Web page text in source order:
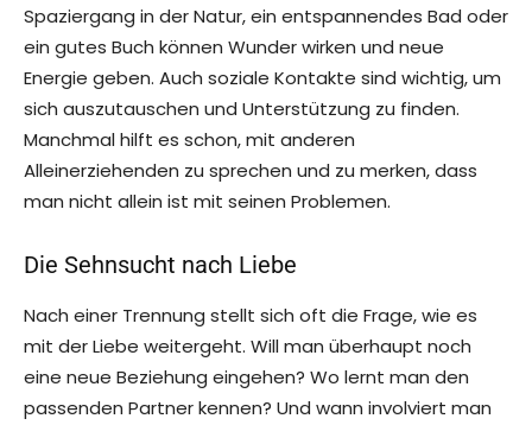
Spaziergang in der Natur, ein entspannendes Bad oder
ein gutes Buch können Wunder wirken und neue
Energie geben. Auch soziale Kontakte sind wichtig, um
sich auszutauschen und Unterstützung zu finden.
Manchmal hilft es schon, mit anderen
Alleinerziehenden zu sprechen und zu merken, dass
man nicht allein ist mit seinen Problemen.
Die Sehnsucht nach Liebe
Nach einer Trennung stellt sich oft die Frage, wie es
mit der Liebe weitergeht. Will man überhaupt noch
eine neue Beziehung eingehen? Wo lernt man den
passenden Partner kennen? Und wann involviert man